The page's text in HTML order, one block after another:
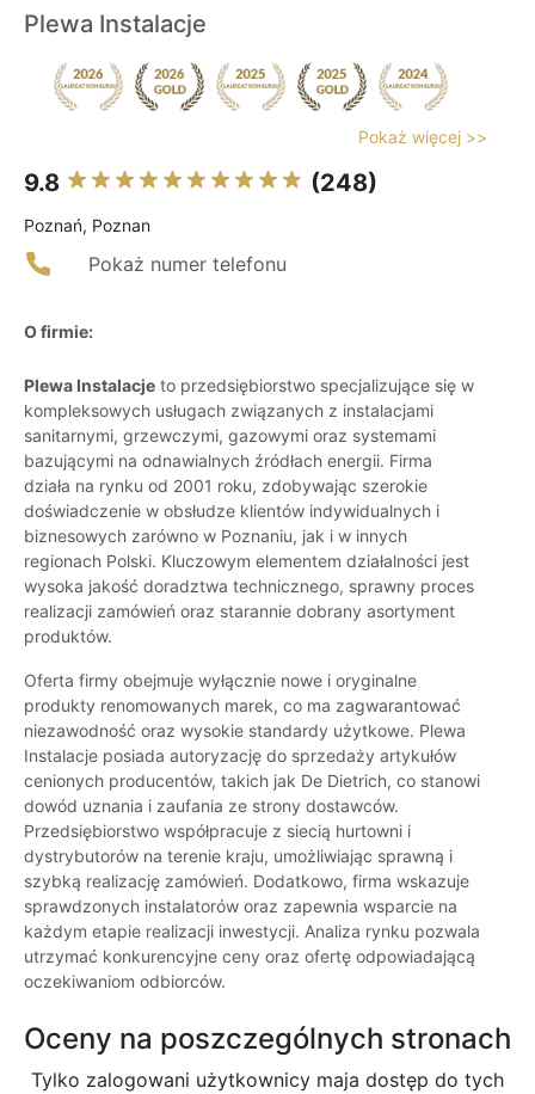
Plewa Instalacje
Pokaż więcej >>
9.8 (248)
Poznań, Poznan
Pokaż numer telefonu
O firmie:
Plewa Instalacje to przedsiębiorstwo specjalizujące się w
kompleksowych usługach związanych z instalacjami
sanitarnymi, grzewczymi, gazowymi oraz systemami
bazującymi na odnawialnych źródłach energii. Firma
działa na rynku od 2001 roku, zdobywając szerokie
doświadczenie w obsłudze klientów indywidualnych i
biznesowych zarówno w Poznaniu, jak i w innych
regionach Polski. Kluczowym elementem działalności jest
wysoka jakość doradztwa technicznego, sprawny proces
realizacji zamówień oraz starannie dobrany asortyment
produktów.
Oferta firmy obejmuje wyłącznie nowe i oryginalne
produkty renomowanych marek, co ma zagwarantować
niezawodność oraz wysokie standardy użytkowe. Plewa
Instalacje posiada autoryzację do sprzedaży artykułów
cenionych producentów, takich jak De Dietrich, co stanowi
dowód uznania i zaufania ze strony dostawców.
Przedsiębiorstwo współpracuje z siecią hurtowni i
dystrybutorów na terenie kraju, umożliwiając sprawną i
szybką realizację zamówień. Dodatkowo, firma wskazuje
sprawdzonych instalatorów oraz zapewnia wsparcie na
każdym etapie realizacji inwestycji. Analiza rynku pozwala
utrzymać konkurencyjne ceny oraz ofertę odpowiadającą
oczekiwaniom odbiorców.
Oceny na poszczególnych stronach
Tylko zalogowani użytkownicy maja dostęp do tych